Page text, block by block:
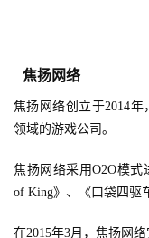
焦扬网络
焦扬网络创立于2014
领域的游戏公司。
焦扬网络采用O2O模式
of King》、《口袋四驱
在2015年3月，焦扬网